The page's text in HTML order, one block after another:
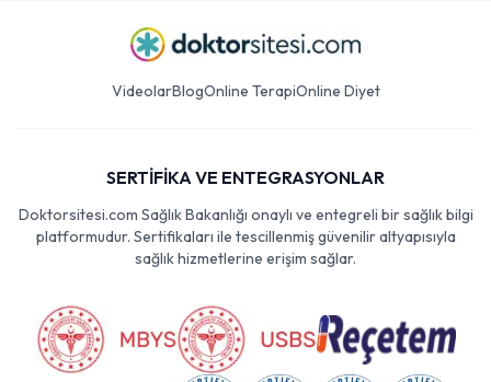
VideolarBlogOnline TerapiOnline Diyet
SERTİFİKA VE ENTEGRASYONLAR
Doktorsitesi.com Sağlık Bakanlığı onaylı ve entegreli bir sağlık bilgi
platformudur. Sertifikaları ile tescillenmiş güvenilir altyapısıyla
sağlık hizmetlerine erişim sağlar.